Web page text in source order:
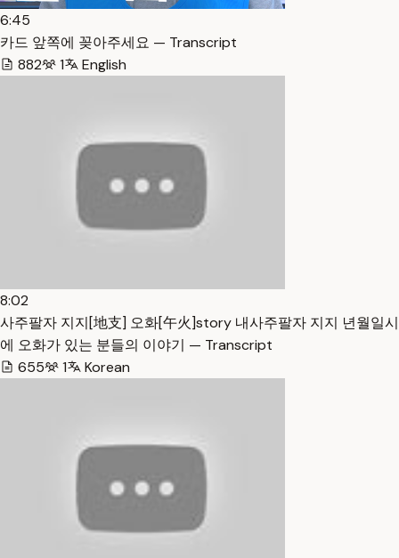
6:45
카드 앞쪽에 꽂아주세요 — Transcript
882
1 English
8:02
사주팔자 지지[地支] 오화[午火]story 내사주팔자 지지 년월일시
에 오화가 있는 분들의 이야기 — Transcript
655
1 Korean